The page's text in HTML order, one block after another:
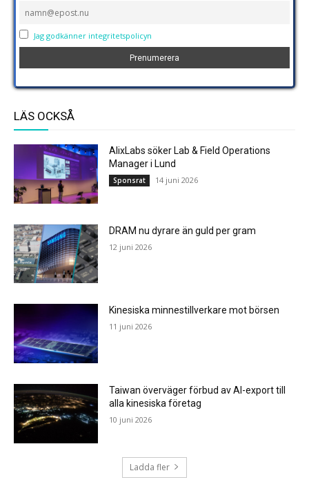
Jag godkänner integritetspolicyn
LÄS OCKSÅ
AlixLabs söker Lab & Field Operations
Manager i Lund
Sponsrat 14 juni 2026
DRAM nu dyrare än guld per gram
12 juni 2026
Kinesiska minnestillverkare mot börsen
11 juni 2026
Taiwan överväger förbud av AI-export till
alla kinesiska företag
10 juni 2026
Ladda fler